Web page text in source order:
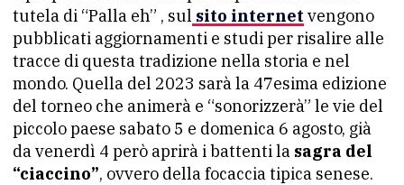
tutela di “Palla eh” , sul sito internet vengono
pubblicati aggiornamenti e studi per risalire alle
tracce di questa tradizione nella storia e nel
mondo. Quella del 2023 sarà la 47esima edizione
del torneo che animerà e “sonorizzerà” le vie del
piccolo paese sabato 5 e domenica 6 agosto, già
da venerdì 4 però aprirà i battenti la sagra del
“ciaccino”, ovvero della focaccia tipica senese.